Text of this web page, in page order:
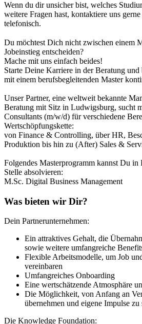
Wenn du dir unsicher bist, welches
weitere Fragen hast, kontaktiere uns
telefonisch.
Du möchtest Dich nicht zwischen einem
Jobeinstieg entscheiden?
Mache mit uns einfach beides!
Starte Deine Karriere in der Beratung
mit einem berufsbegleitenden Master
Unser Partner, eine weltweit bekannte
Beratung mit Sitz in Ludwigsburg, sucht
Consultants (m/w/d) für verschiedene
Wertschöpfungskette:
von Finance & Controlling, über HR,
Produktion bis hin zu (After) Sales &
Folgendes Masterprogramm kannst Du
Stelle absolvieren:
M.Sc. Digital Business Management
Was bieten wir Dir?
Dein Partnerunternehmen:
Ein attraktives Gehalt, die
sowie weitere umfangreiche
Flexible Arbeitsmodelle, um Job
vereinbaren
Umfangreiches Onboarding
Eine wertschätzende Atmosphäre
Die Möglichkeit, von Anfang an
übernehmen und eigene Impulse zu
Die Knowledge Foundation: